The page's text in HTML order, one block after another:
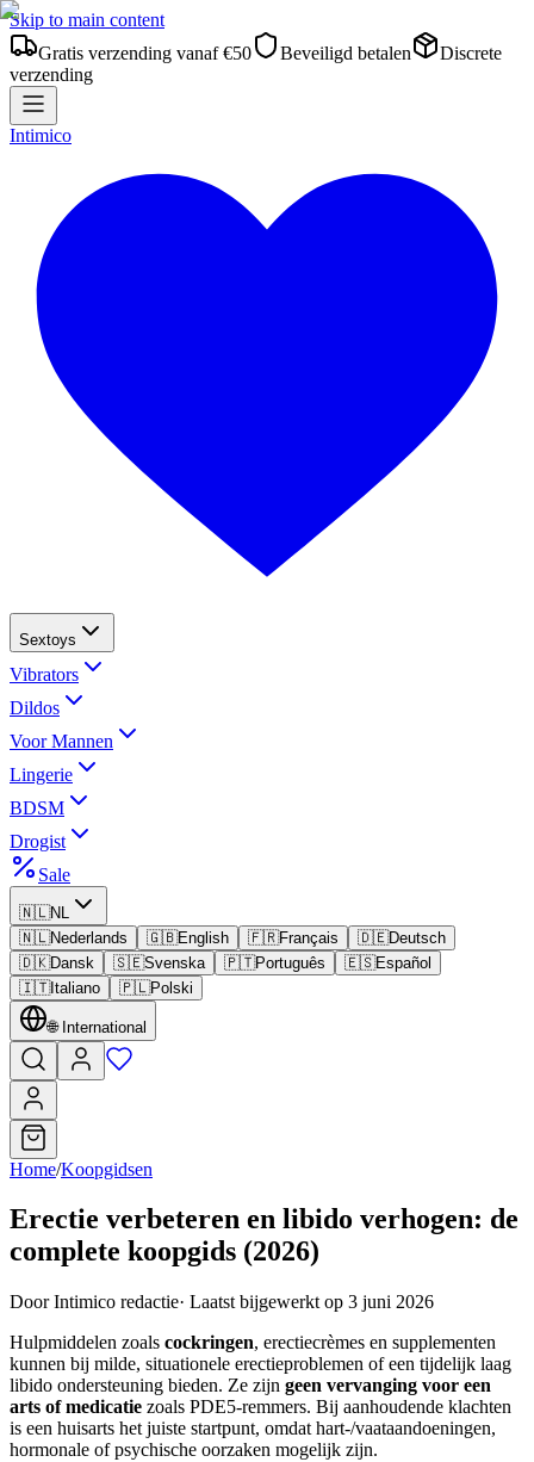
Skip to main content
Gratis verzending vanaf €50
Beveiligd betalen
Discrete
verzending
Intimico
Sextoys
Vibrators
Dildos
Voor Mannen
Lingerie
BDSM
Drogist
Sale
🇳🇱NL
🇳🇱Nederlands 🇬🇧English 🇫🇷Français 🇩🇪Deutsch
🇩🇰Dansk 🇸🇪Svenska 🇵🇹Português 🇪🇸Español
🇮🇹Italiano 🇵🇱Polski
🌐 International
Home/Koopgidsen
Erectie verbeteren en libido verhogen: de
complete koopgids (2026)
Door Intimico redactie· Laatst bijgewerkt op 3 juni 2026
Hulpmiddelen zoals cockringen, erectiecrèmes en supplementen
kunnen bij milde, situationele erectieproblemen of een tijdelijk laag
libido ondersteuning bieden. Ze zijn geen vervanging voor een
arts of medicatie zoals PDE5-remmers. Bij aanhoudende klachten
is een huisarts het juiste startpunt, omdat hart-/vaataandoeningen,
hormonale of psychische oorzaken mogelijk zijn.